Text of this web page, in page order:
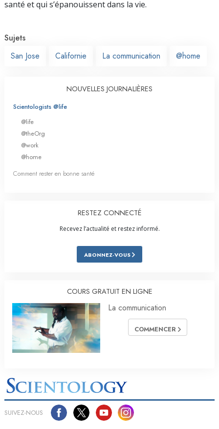
santé et qui s’épanouissent dans la vie.
Sujets
San Jose
Californie La communication @home
NOUVELLES JOURNALIÈRES
Scientologists @life
@life
@theOrg
@work
@home
Comment rester en bonne santé
RESTEZ CONNECTÉ
Recevez l’actualité et restez informé.
ABONNEZ-VOUS
COURS GRATUIT EN LIGNE
La communication
COMMENCER
SUIVEZ-NOUS